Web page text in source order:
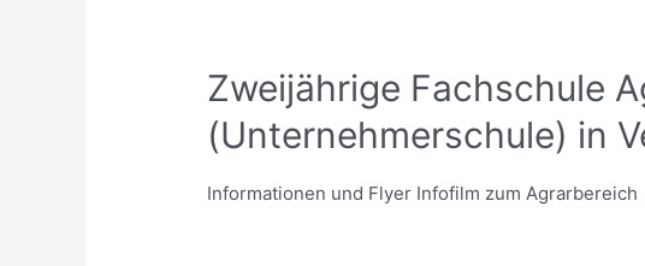
Zweijährige Fachschule
(Unternehmerschule) in
Informationen und Flyer Infofilm zum Agrarbereich